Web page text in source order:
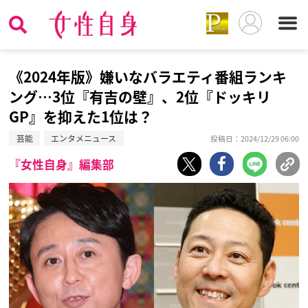
《2024年版》嫌いなバラエティ番組ランキ
ング…3位『有吉の壁』、2位『ドッキリ
GP』を抑えた1位は？
芸能 エンタメニュース 投稿日：2024/12/29 06:00
『女性自身』編集部